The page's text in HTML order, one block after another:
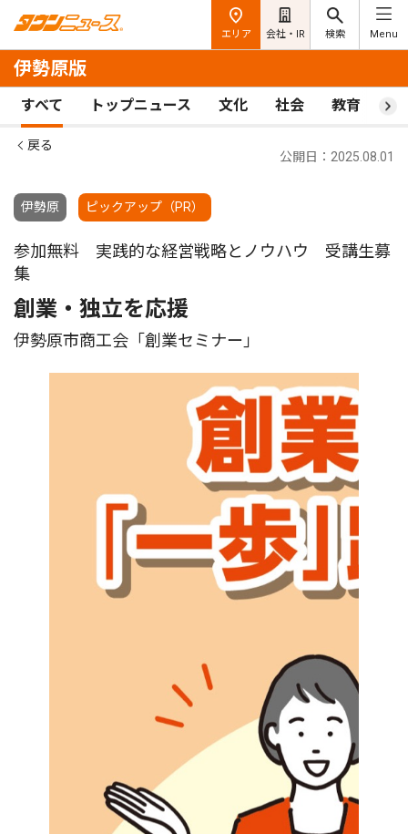
エリア 会社・IR 検索 Menu
伊勢原版
すべて トップニュース 文化 社会 教育 ス
戻る
伊勢原 ピックアップ（PR）
公開日：2025.08.01
参加無料 実践的な経営戦略とノウハウ 受講生募
集
創業・独立を応援
伊勢原市商工会「創業セミナー｣